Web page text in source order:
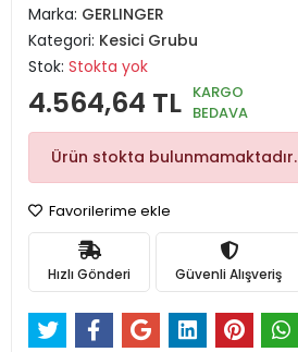
Marka: GERLINGER
Kategori: Kesici Grubu
Stok: Stokta yok
4.564,64 TL KARGO
BEDAVA
Ürün stokta bulunmamaktadır.
Favorilerime ekle
Hızlı Gönderi Güvenli Alışveriş